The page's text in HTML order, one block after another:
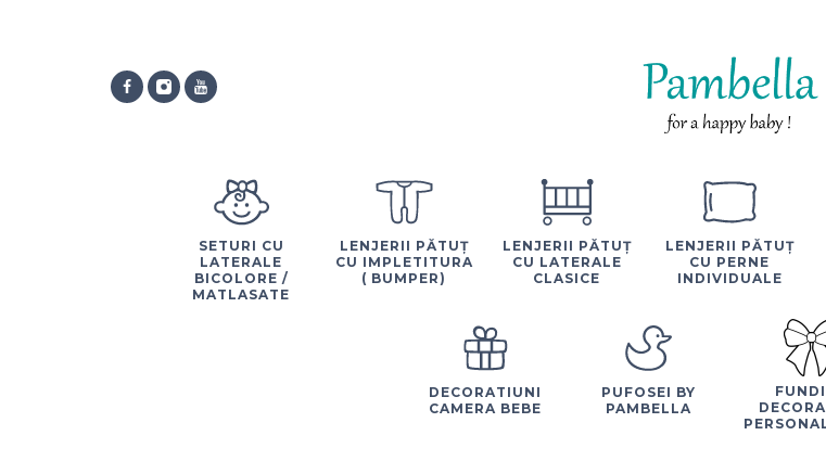
SETURI CU
LATERALE
BICOLORE /
MATLASATE
LENJERII PĂTUȚ
CU IMPLETITURA
( BUMPER)
LENJERII PĂTUȚ
CU LATERALE
CLASICE
LENJERII PĂTUȚ
CU PERNE
INDIVIDUALE
DECORATIUNI
CAMERA BEBE
PUFOSEI BY
PAMBELLA